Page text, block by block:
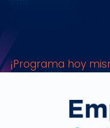
¡Programa hoy